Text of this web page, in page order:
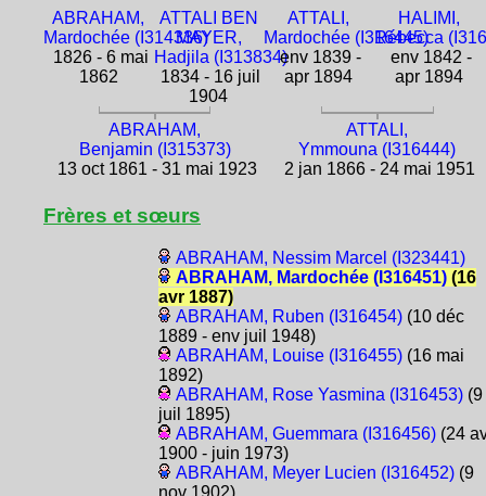
ABRAHAM,
Mardochée (I314336)
1826 - 6 mai
1862
ATTALI BEN
MAYER,
Hadjila (I313834)
1834 - 16 juil
1904
ATTALI,
Mardochée (I316445)
env 1839 -
apr 1894
HALIMI,
Rébecca
env 1842 -
apr 1894
ABRAHAM,
Benjamin (I315373)
13 oct 1861 - 31 mai 1923
ATTALI,
Ymmouna (I316444)
2 jan 1866 - 24 mai 1951
Frères et sœurs
ABRAHAM, Nessim Marcel (I323441)
ABRAHAM, Mardochée (I316451)(16
avr 1887)
ABRAHAM, Ruben (I316454)(10 déc
1889 - env juil 1948)
ABRAHAM, Louise (I316455)(16 mai
1892)
ABRAHAM, Rose Yasmina (I316453)(9
juil 1895)
ABRAHAM, Guemmara (I316456)(24
1900 - juin 1973)
ABRAHAM, Meyer Lucien (I316452)(9
nov 1902)